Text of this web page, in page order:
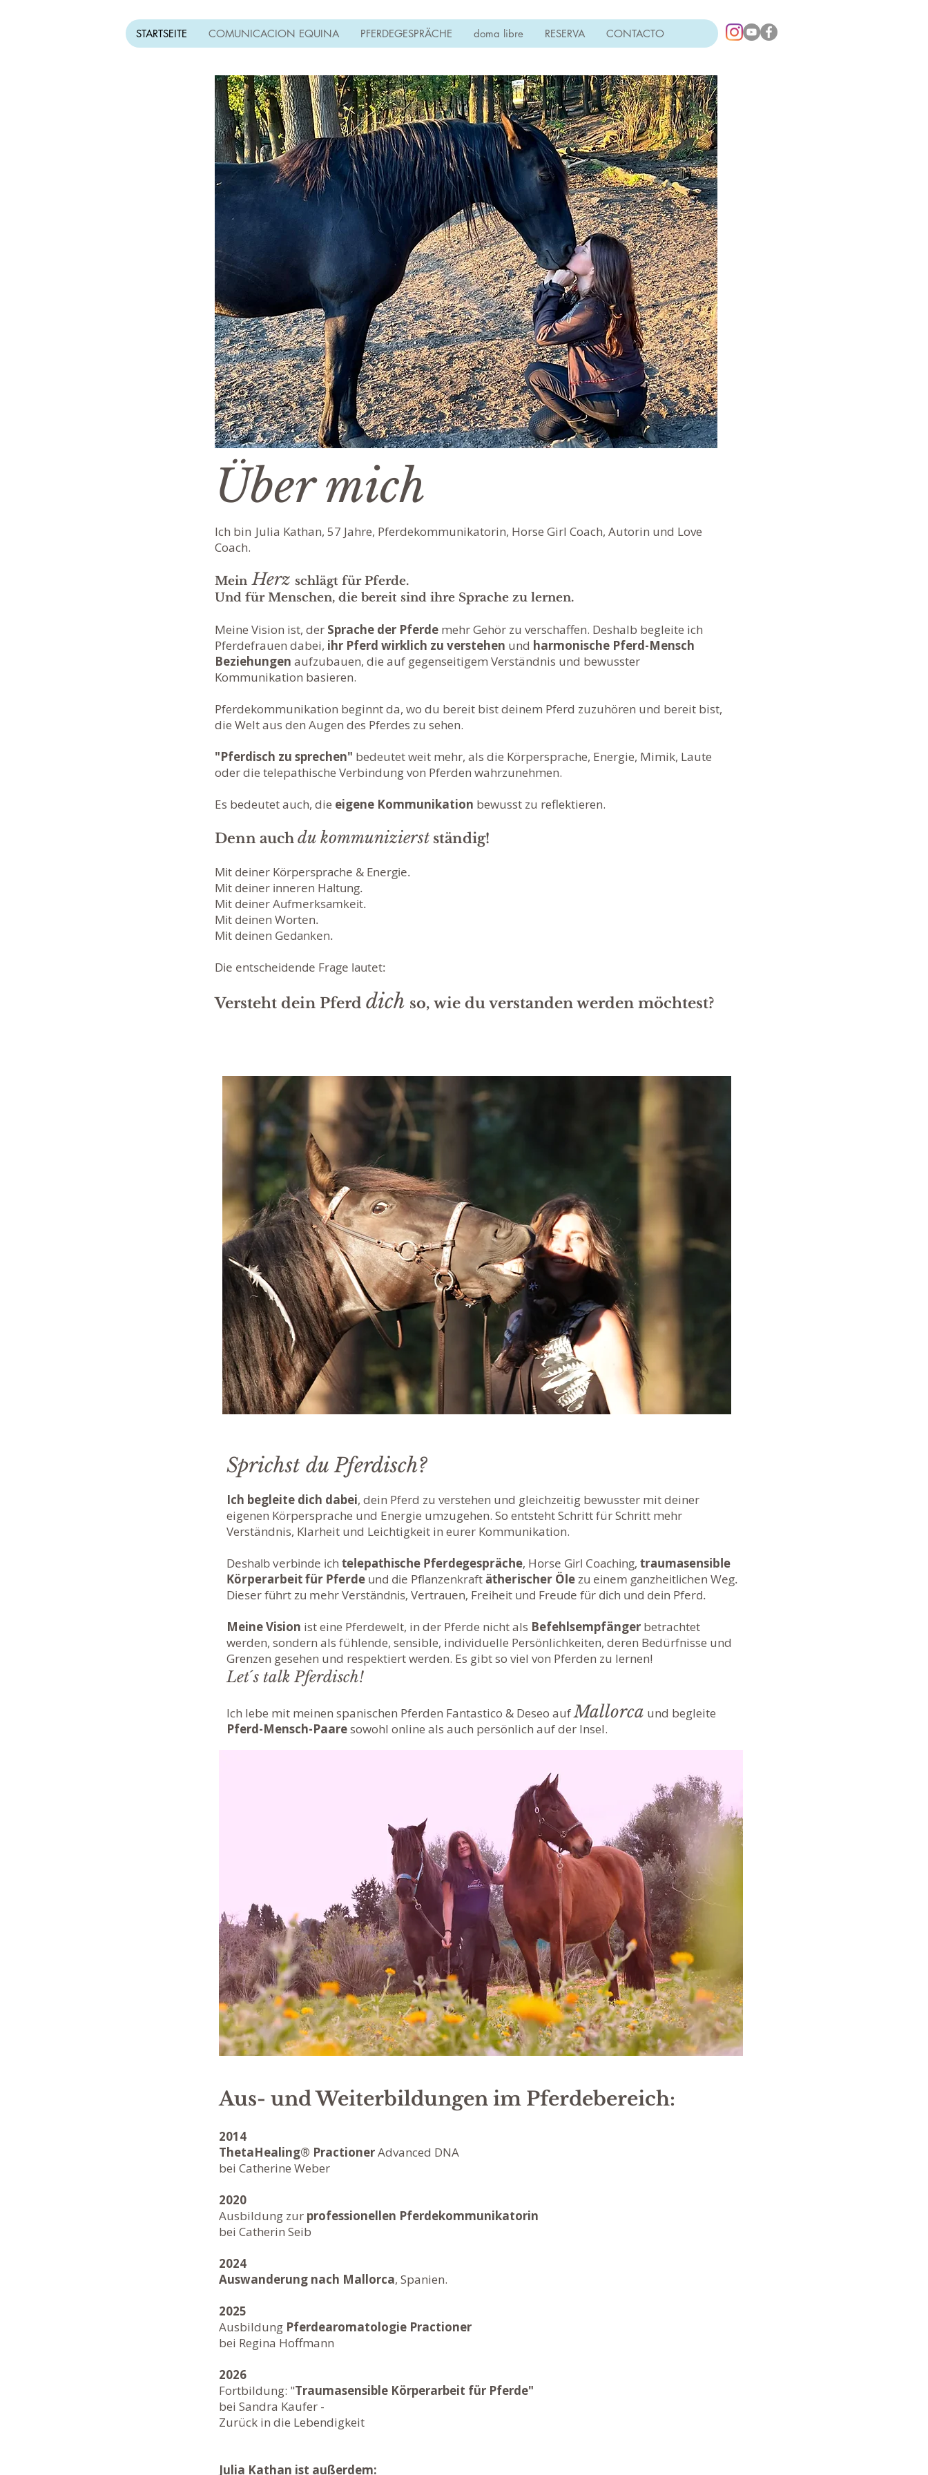
STARTSEITE COMUNICACION EQUINA PFERDEGESPRÄCHE doma libre RESERVA CONTACTO
Über mich
Ich bin Julia Kathan, 57 Jahre, Pferdekommunikatorin, Horse Girl Coach, Autorin und Love
Coach.
Mein Herz schlägt für Pferde.
Und für Menschen, die bereit sind ihre Sprache zu lernen.
Meine Vision ist, der Sprache der Pferde mehr Gehör zu verschaffen. Deshalb begleite ich
Pferdefrauen dabei, ihr Pferd wirklich zu verstehen und harmonische Pferd-Mensch
Beziehungen aufzubauen, die auf gegenseitigem Verständnis und bewusster
Kommunikation basieren.
Pferdekommunikation beginnt da, wo du bereit bist deinem Pferd zuzuhören und bereit bist,
die Welt aus den Augen des Pferdes zu sehen.
"Pferdisch zu sprechen" bedeutet weit mehr, als die Körpersprache, Energie, Mimik, Laute
oder die telepathische Verbindung von Pferden wahrzunehmen.
Es bedeutet auch, die eigene Kommunikation bewusst zu reflektieren.
Denn auch du kommunizierst ständig!
Mit deiner Körpersprache & Energie.
Mit deiner inneren Haltung.
Mit deiner Aufmerksamkeit.
Mit deinen Worten.
Mit deinen Gedanken.
Die entscheidende Frage lautet:
Versteht dein Pferd dich so, wie du verstanden werden möchtest?
Sprichst du Pferdisch?
Ich begleite dich dabei, dein Pferd zu verstehen und gleichzeitig bewusster mit deiner
eigenen Körpersprache und Energie umzugehen. So entsteht Schritt für Schritt mehr
Verständnis, Klarheit und Leichtigkeit in eurer Kommunikation.
Deshalb verbinde ich telepathische Pferdegespräche, Horse Girl Coaching, traumasensible
Körperarbeit für Pferde und die Pflanzenkraftätherischer Ölezu einem ganzheitlichen Weg.
Dieser führt zu mehr Verständnis, Vertrauen, Freiheit und Freude für dich und dein Pferd.
Meine Vision ist eine Pferdewelt, in der Pferde nicht als Befehlsempfänger betrachtet
werden, sondern als fühlende, sensible, individuelle Persönlichkeiten, deren Bedürfnisse und
Grenzen gesehen und respektiert werden. Es gibt so viel von Pferden zu lernen!
Let´s talk Pferdisch!
Ich lebe mit meinen spanischen Pferden Fantastico & Deseo aufMallorca und begleite
Pferd-Mensch-Paaresowohl online als auch persönlich auf der Insel.
Aus- und Weiterbildungen im Pferdebereich:
2014
ThetaHealing® PractionerAdvanced DNA
bei Catherine Weber​
2020
Ausbildung zur professionellen Pferdekommunikatorin
bei Catherin Seib
2024
Auswanderung nach Mallorca, Spanien.
2025
Ausbildung Pferdearomatologie Practioner
bei Regina Hoffmann
2026
Fortbildung: "Traumasensible Körperarbeit für Pferde"
bei Sandra Kaufer -
Zurück in die Lebendigkeit​​​​​
Julia Kathan ist außerdem: